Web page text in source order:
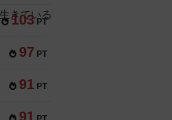
103 PT
97 PT
91 PT
91